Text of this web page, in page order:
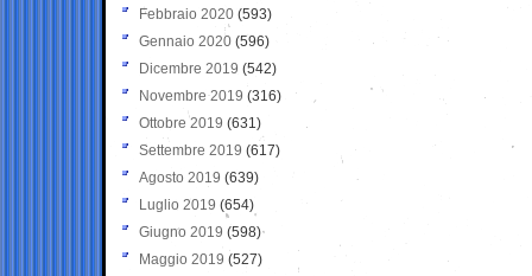
Febbraio 2020 (593)
Gennaio 2020 (596)
Dicembre 2019 (542)
Novembre 2019 (316)
Ottobre 2019 (631)
Settembre 2019 (617)
Agosto 2019 (639)
Luglio 2019 (654)
Giugno 2019 (598)
Maggio 2019 (527)